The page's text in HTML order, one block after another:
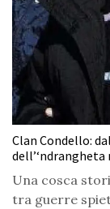
Clan Condello:
dell’‘ndrangheta
Una cosca
tra guerre